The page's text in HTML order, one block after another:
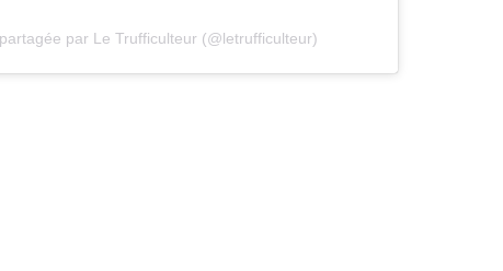
par Le Trufficulteur (@letrufficulteur)